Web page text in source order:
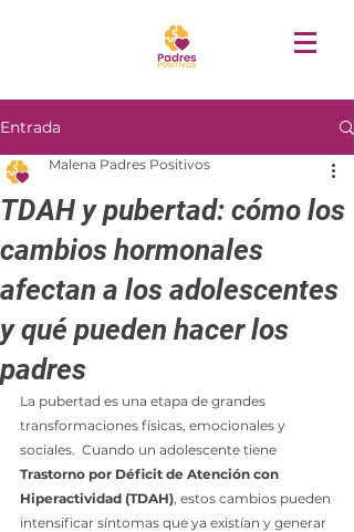
Entrada
TDAH y pubertad: cómo los
cambios hormonales
afectan a los adolescentes
y qué pueden hacer los
padres
Malena Padres Positivos
La pubertad es una etapa de grandes
transformaciones físicas, emocionales y
sociales.  Cuando un adolescente tiene
Trastorno por Déficit de Atención con
Hiperactividad (TDAH), estos cambios pueden
intensificar síntomas que ya existían y generar